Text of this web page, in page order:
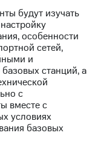
будут изучать
особенности
сетей,
и
станций, а
с
вместе с
условиях
базовых